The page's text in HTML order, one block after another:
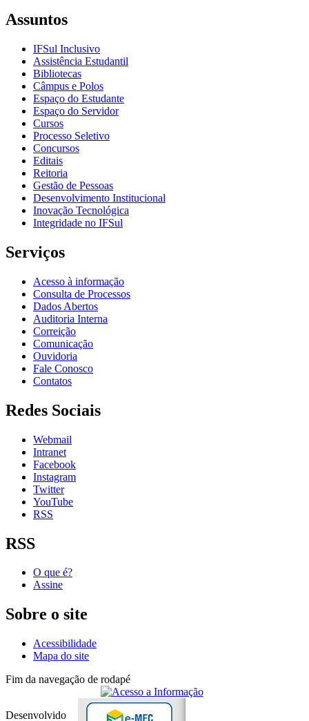
Assuntos
IFSul Inclusivo
Assistência Estudantil
Bibliotecas
Câmpus e Polos
Espaço do Estudante
Espaço do Servidor
Cursos
Processo Seletivo
Concursos
Editais
Reitoria
Gestão de Pessoas
Desenvolvimento Institucional
Inovação Tecnológica
Integridade no IFSul
Serviços
Acesso à informação
Consulta de Processos
Dados Abertos
Auditoria Interna
Correição
Comunicação
Ouvidoria
Fale Conosco
Contatos
Redes Sociais
Webmail
Intranet
Facebook
Instagram
Twitter
YouTube
RSS
RSS
O que é?
Assine
Sobre o site
Acessibilidade
Mapa do site
Fim da navegação de rodapé
Desenvolvido